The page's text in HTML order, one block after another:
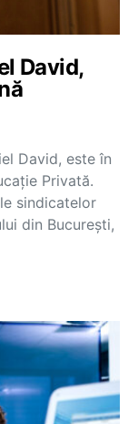
David,
David, este în
Privată.
sindicatelor
din București,